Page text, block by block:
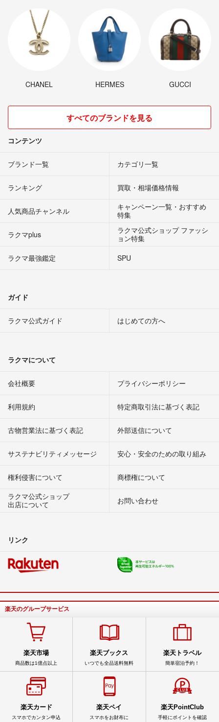
CHANEL HERMES GUCCI
すべてのブランドを見る
コンテンツ
ブランド一覧 カテゴリ一覧
ランキング 買取・相場価格情報
人気商品チャンネル
キャンペーン一覧・おすすめ
特集
ラクマplus
ラクマ公式ショップ ファッシ
ョン特集
ラクマ最強鑑定
SPU
ガイド
ラクマ公式ガイド はじめての方へ
ラクマについて
会社概要 プライバシーポリシー
利用規約 特定商取引法に基づく表記
古物営業法に基づく表記 外部送信について
サステナビリティメッセージ 安心・安全のための取り組み
権利侵害について
商標権について
ラクマ公式ショップ
出店について
お問い合わせ
リンク
楽天のグループサービス
楽天市場
商品数は1億点以上
楽天ブックス
いつでも全品送料無料
楽天トラベル
簡単宿泊予約！
楽天カード
スマホでカンタン申込
楽天ペイ
スマホをお財布に
楽天PointClub
手軽にポイントを確認